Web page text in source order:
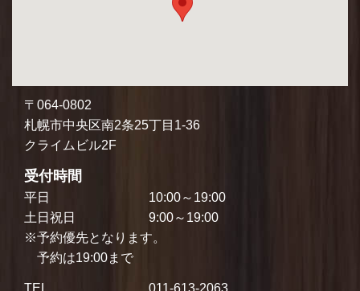
〒064-0802
札幌市中央区南2条25丁目1-36
クライムビル2F
受付時間
平日
10:00～19:00
土日祝日
9:00～19:00
※予約優先となります。
予約は19:00まで
TEL 011-613-2063